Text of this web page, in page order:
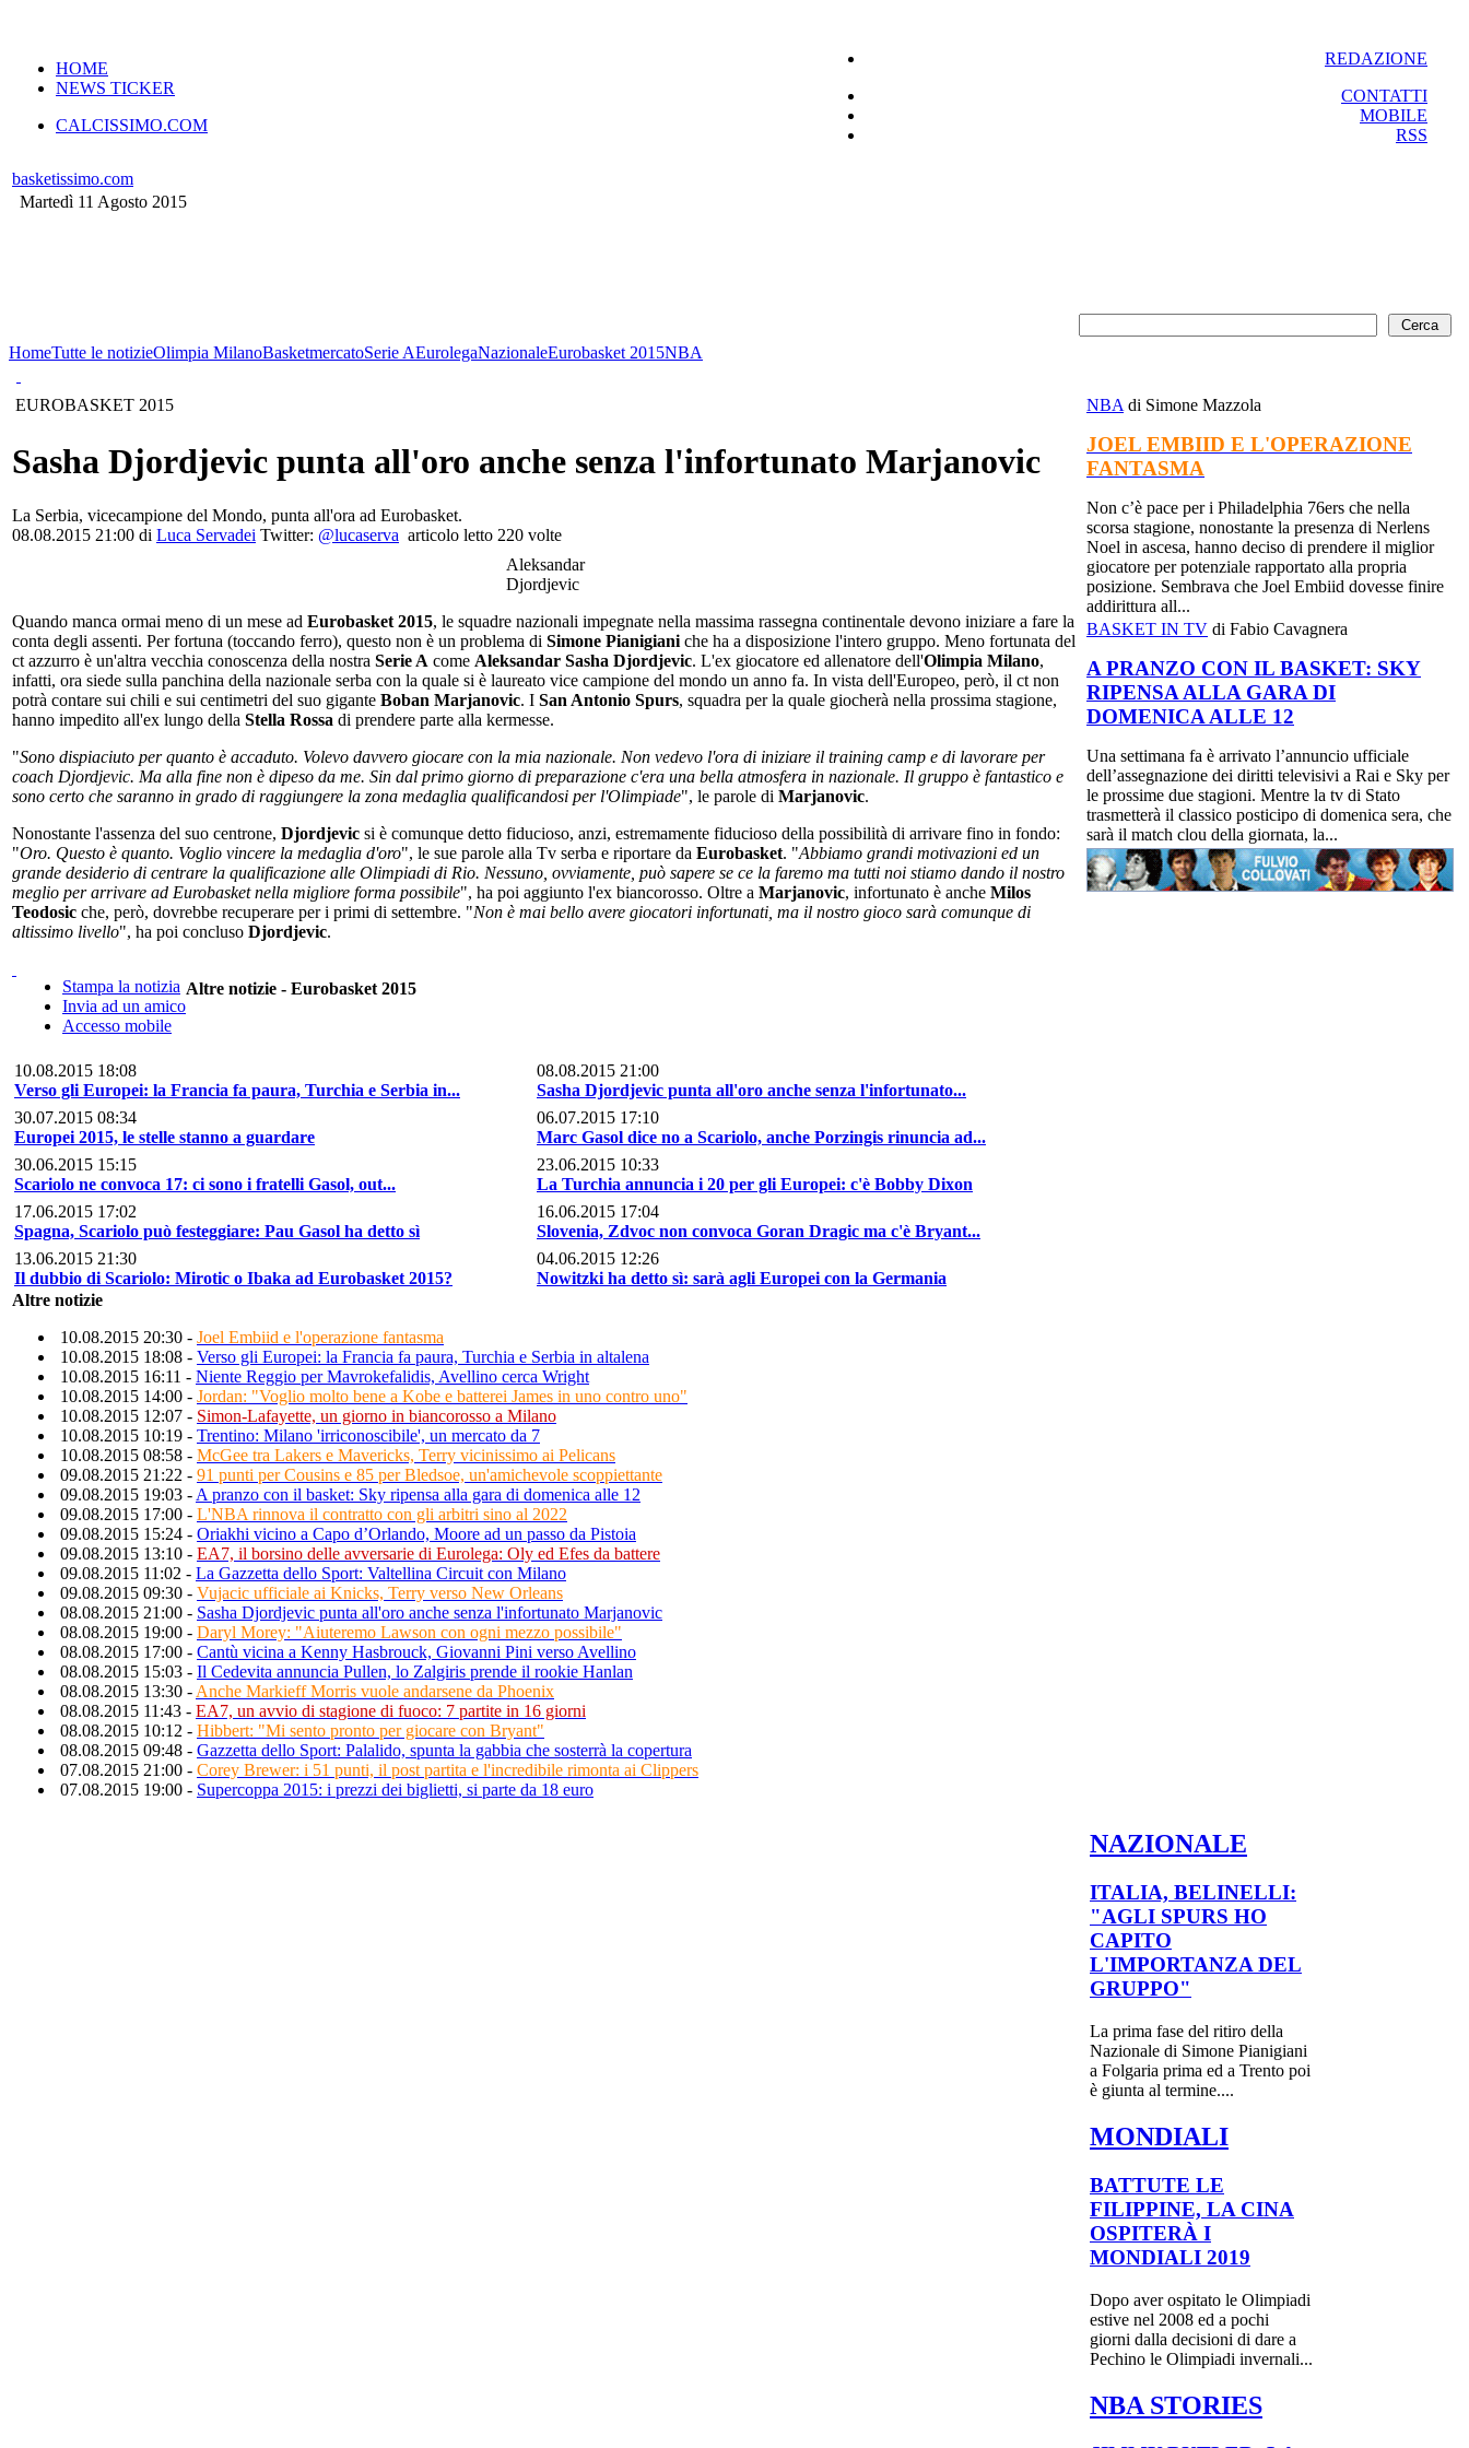
HOME
NEWS TICKER
CALCISSIMO.COM
REDAZIONE
CONTATTI
MOBILE
RSS
basketissimo.com
Martedì 11 Agosto 2015
HomeTutte le notizieOlimpia MilanoBasketmercatoSerie AEurolegaNazionaleEurobasket 2015NBA
EUROBASKET 2015
Sasha Djordjevic punta all'oro anche senza l'infortunato Marjanovic
La Serbia, vicecampione del Mondo, punta all'ora ad Eurobasket.
08.08.2015 21:00 di Luca Servadei Twitter: @lucaserva articolo letto 220 volte
Aleksandar
Djordjevic
Quando manca ormai meno di un mese ad Eurobasket 2015, le squadre nazionali impegnate nella massima rassegna continentale devono iniziare a fare la
conta degli assenti. Per fortuna (toccando ferro), questo non è un problema di Simone Pianigiani che ha a disposizione l'intero gruppo. Meno fortunata del
ct azzurro è un'altra vecchia conoscenza della nostra Serie A come Aleksandar Sasha Djordjevic. L'ex giocatore ed allenatore dell'Olimpia Milano,
infatti, ora siede sulla panchina della nazionale serba con la quale si è laureato vice campione del mondo un anno fa. In vista dell'Europeo, però, il ct non
potrà contare sui chili e sui centimetri del suo gigante Boban Marjanovic. I San Antonio Spurs, squadra per la quale giocherà nella prossima stagione,
hanno impedito all'ex lungo della Stella Rossa di prendere parte alla kermesse.
"Sono dispiaciuto per quanto è accaduto. Volevo davvero giocare con la mia nazionale. Non vedevo l'ora di iniziare il training camp e di lavorare per
coach Djordjevic. Ma alla fine non è dipeso da me. Sin dal primo giorno di preparazione c'era una bella atmosfera in nazionale. Il gruppo è fantastico e
sono certo che saranno in grado di raggiungere la zona medaglia qualificandosi per l'Olimpiade", le parole di Marjanovic.
Nonostante l'assenza del suo centrone, Djordjevic si è comunque detto fiducioso, anzi, estremamente fiducioso della possibilità di arrivare fino in fondo:
"Oro. Questo è quanto. Voglio vincere la medaglia d'oro", le sue parole alla Tv serba e riportare da Eurobasket. "Abbiamo grandi motivazioni ed un
grande desiderio di centrare la qualificazione alle Olimpiadi di Rio. Nessuno, ovviamente, può sapere se ce la faremo ma tutti noi stiamo dando il nostro
meglio per arrivare ad Eurobasket nella migliore forma possibile", ha poi aggiunto l'ex biancorosso. Oltre a Marjanovic, infortunato è anche Milos
Teodosic che, però, dovrebbe recuperare per i primi di settembre. "Non è mai bello avere giocatori infortunati, ma il nostro gioco sarà comunque di
altissimo livello", ha poi concluso Djordjevic.
Stampa la notizia
Invia ad un amico
Accesso mobile
Altre notizie - Eurobasket 2015
10.08.2015 18:08
Verso gli Europei: la Francia fa paura, Turchia e Serbia in...
08.08.2015 21:00
Sasha Djordjevic punta all'oro anche senza l'infortunato...
30.07.2015 08:34
Europei 2015, le stelle stanno a guardare
06.07.2015 17:10
Marc Gasol dice no a Scariolo, anche Porzingis rinuncia ad...
30.06.2015 15:15
Scariolo ne convoca 17: ci sono i fratelli Gasol, out...
23.06.2015 10:33
La Turchia annuncia i 20 per gli Europei: c'è Bobby Dixon
17.06.2015 17:02
Spagna, Scariolo può festeggiare: Pau Gasol ha detto sì
16.06.2015 17:04
Slovenia, Zdvoc non convoca Goran Dragic ma c'è Bryant...
13.06.2015 21:30
Il dubbio di Scariolo: Mirotic o Ibaka ad Eurobasket 2015?
04.06.2015 12:26
Nowitzki ha detto sì: sarà agli Europei con la Germania
Altre notizie
10.08.2015 20:30 - Joel Embiid e l'operazione fantasma
10.08.2015 18:08 - Verso gli Europei: la Francia fa paura, Turchia e Serbia in altalena
10.08.2015 16:11 - Niente Reggio per Mavrokefalidis, Avellino cerca Wright
10.08.2015 14:00 - Jordan: "Voglio molto bene a Kobe e batterei James in uno contro uno"
10.08.2015 12:07 - Simon-Lafayette, un giorno in biancorosso a Milano
10.08.2015 10:19 - Trentino: Milano 'irriconoscibile', un mercato da 7
10.08.2015 08:58 - McGee tra Lakers e Mavericks, Terry vicinissimo ai Pelicans
09.08.2015 21:22 - 91 punti per Cousins e 85 per Bledsoe, un'amichevole scoppiettante
09.08.2015 19:03 - A pranzo con il basket: Sky ripensa alla gara di domenica alle 12
09.08.2015 17:00 - L'NBA rinnova il contratto con gli arbitri sino al 2022
09.08.2015 15:24 - Oriakhi vicino a Capo d’Orlando, Moore ad un passo da Pistoia
09.08.2015 13:10 - EA7, il borsino delle avversarie di Eurolega: Oly ed Efes da battere
09.08.2015 11:02 - La Gazzetta dello Sport: Valtellina Circuit con Milano
09.08.2015 09:30 - Vujacic ufficiale ai Knicks, Terry verso New Orleans
08.08.2015 21:00 - Sasha Djordjevic punta all'oro anche senza l'infortunato Marjanovic
08.08.2015 19:00 - Daryl Morey: "Aiuteremo Lawson con ogni mezzo possibile"
08.08.2015 17:00 - Cantù vicina a Kenny Hasbrouck, Giovanni Pini verso Avellino
08.08.2015 15:03 - Il Cedevita annuncia Pullen, lo Zalgiris prende il rookie Hanlan
08.08.2015 13:30 - Anche Markieff Morris vuole andarsene da Phoenix
08.08.2015 11:43 - EA7, un avvio di stagione di fuoco: 7 partite in 16 giorni
08.08.2015 10:12 - Hibbert: "Mi sento pronto per giocare con Bryant"
08.08.2015 09:48 - Gazzetta dello Sport: Palalido, spunta la gabbia che sosterrà la copertura
07.08.2015 21:00 - Corey Brewer: i 51 punti, il post partita e l'incredibile rimonta ai Clippers
07.08.2015 19:00 - Supercoppa 2015: i prezzi dei biglietti, si parte da 18 euro
NBA di Simone Mazzola
JOEL EMBIID E L'OPERAZIONE
FANTASMA
Non c’è pace per i Philadelphia 76ers che nella
scorsa stagione, nonostante la presenza di Nerlens
Noel in ascesa, hanno deciso di prendere il miglior
giocatore per potenziale rapportato alla propria
posizione. Sembrava che Joel Embiid dovesse finire
addirittura all...
BASKET IN TV di Fabio Cavagnera
A PRANZO CON IL BASKET: SKY
RIPENSA ALLA GARA DI
DOMENICA ALLE 12
Una settimana fa è arrivato l’annuncio ufficiale
dell’assegnazione dei diritti televisivi a Rai e Sky per
le prossime due stagioni. Mentre la tv di Stato
trasmetterà il classico posticipo di domenica sera, che
sarà il match clou della giornata, la...
NAZIONALE
ITALIA, BELINELLI:
"AGLI SPURS HO
CAPITO
L'IMPORTANZA DEL
GRUPPO"
La prima fase del ritiro della
Nazionale di Simone Pianigiani
a Folgaria prima ed a Trento poi
è giunta al termine....
MONDIALI
BATTUTE LE
FILIPPINE, LA CINA
OSPITERÀ I
MONDIALI 2019
Dopo aver ospitato le Olimpiadi
estive nel 2008 ed a pochi
giorni dalla decisioni di dare a
Pechino le Olimpiadi invernali...
NBA STORIES